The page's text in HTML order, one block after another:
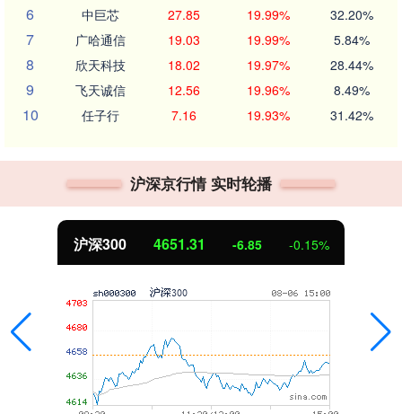
6 中巨芯 27.85 19.99% 32.20%
7 广哈通信 19.03 19.99% 5.84%
8 欣天科技 18.02 19.97% 28.44%
9 飞天诚信 12.56 19.96% 8.49%
10 任子行 7.16 19.93% 31.42%
沪深京行情 实时轮播
北证50 1122.88 3.42 0.30%